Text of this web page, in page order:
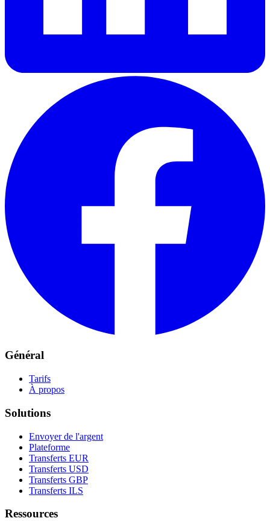
Général
Tarifs
À propos
Solutions
Envoyer de l'argent
Plateforme
Transferts EUR
Transferts USD
Transferts GBP
Transferts ILS
Ressources